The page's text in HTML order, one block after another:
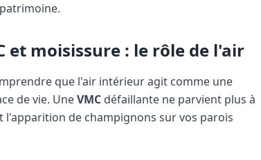
et moisissure : le rôle de l'air
que l'air intérieur agit comme une
de vie. UneVMC défaillante ne parvient plus à
de champignons sur vos parois